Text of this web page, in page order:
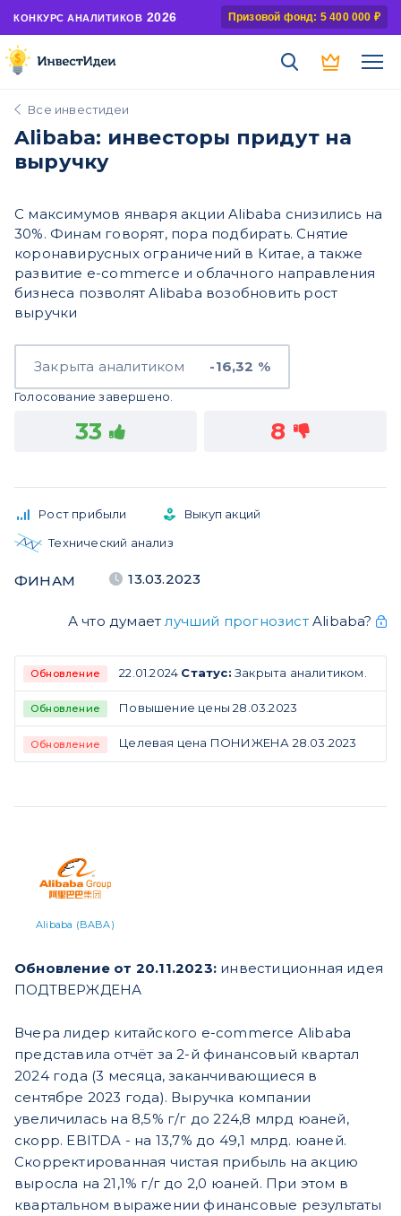
КОНКУРС АНАЛИТИКОВ 2026 Призовой фонд: 5 400 000 ₽
Все инвестидеи
Alibaba: инвесторы придут на
выручку
С максимумов января акции Alibaba снизились на
30%. Финам говорят, пора подбирать. Снятие
коронавирусных ограничений в Китае, а также
развитие e-commerce и облачного направления
бизнеса позволят Alibaba возобновить рост
выручки
Закрыта аналитиком -16,32 %
Голосование завершено.
33 8
Рост прибыли
Выкуп акций
Технический анализ
ФИНАМ 13.03.2023
А что думаетлучший прогнозистAlibaba?
Обновление 22.01.2024 Статус: Закрыта аналитиком.
Обновление Повышение цены 28.03.2023
Обновление Целевая цена ПОНИЖЕНА 28.03.2023
Alibaba (BABA)
Обновление от 20.11.2023: инвестиционная идея
ПОДТВЕРЖДЕНА
Вчера лидер китайского e-commerce Alibaba
представила отчёт за 2-й финансовый квартал
2024 года (3 месяца, заканчивающиеся в
сентябре 2023 года). Выручка компании
увеличилась на 8,5% г/г до 224,8 млрд юаней,
скорр. EBITDA - на 13,7% до 49,1 млрд. юаней.
Скорректированная чистая прибыль на акцию
выросла на 21,1% г/г до 2,0 юаней. При этом в
квартальном выражении финансовые результаты